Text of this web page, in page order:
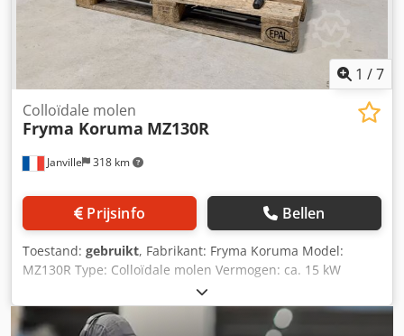
1 /7
Janville 318 km
Colloïdale molen
Fryma Koruma MZ130R
Prijsinfo Bellen
Toestand: gebruikt, Fabrikant: Fryma Koruma Model:
MZ130R Type: Colloïdale molen Vermogen: ca. 15 kW
Geschatte capaciteit (volgens fabrikant): 700–7000 l/u
Product deeltjesgrootte: 100–500 µm Crodpfxoy Iqi Es
Abkof